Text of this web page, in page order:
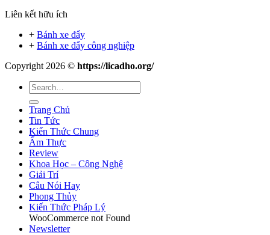
Liên kết hữu ích
+ Bánh xe đẩy
+ Bánh xe đẩy công nghiệp
Copyright 2026 © https://licadho.org/
Trang Chủ
Tin Tức
Kiến Thức Chung
Ẩm Thực
Review
Khoa Học – Công Nghệ
Giải Trí
Câu Nói Hay
Phong Thủy
Kiến Thức Pháp Lý
WooCommerce not Found
Newsletter